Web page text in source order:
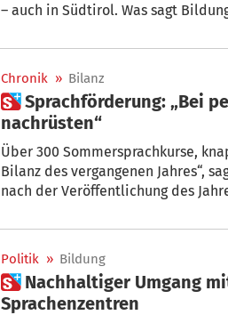
– auch in Südtirol. Was sagt
Chronik » Bilanz
 Sprachförderung: „Bei personellen Ressourcen müssen wir
nachrüsten“
Über 300 Sommersprachkurse,
Bilanz des vergangenen Jahres“,
nach der Veröffentlichung des
nachrüsten.“
Politik » Bildung
 Nachhaltiger Umgang mit Vielfalt: Jahresbericht der
Sprachenzentren